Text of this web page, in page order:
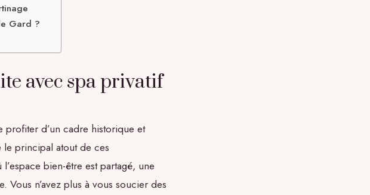
Gard ?
avec spa privatif
d’un cadre historique et
le principal atout de ces
bien-être est partagé, une
Vous n’avez plus à vous soucier des